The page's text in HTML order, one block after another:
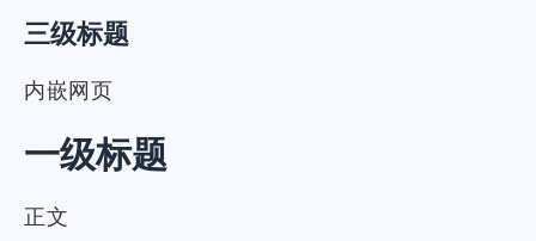
三级标题
内嵌网页
一级标题
正文